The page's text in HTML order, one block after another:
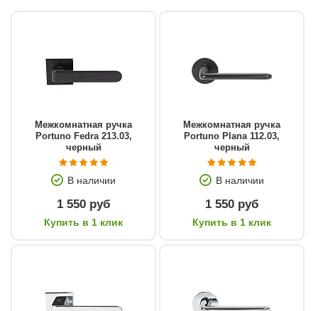
Межкомнатная ручка
Portuno Fedra 213.03,
черный
В наличии
1 550 руб
Купить в 1 клик
Межкомнатная ручка
Portuno Plana 112.03,
черный
В наличии
1 550 руб
Купить в 1 клик